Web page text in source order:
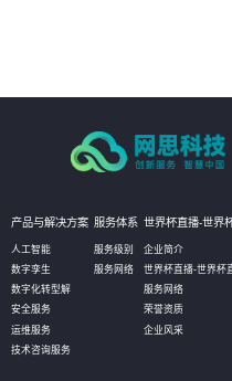
产品与解决方案
人工智能
数字孪生
数字化转型解
安全服务
运维服务
技术咨询服务
服务体系
服务级别
服务网络
世界杯直播-世界
企业简介
世界杯直播-世界杯
服务网络
荣誉资质
企业风采